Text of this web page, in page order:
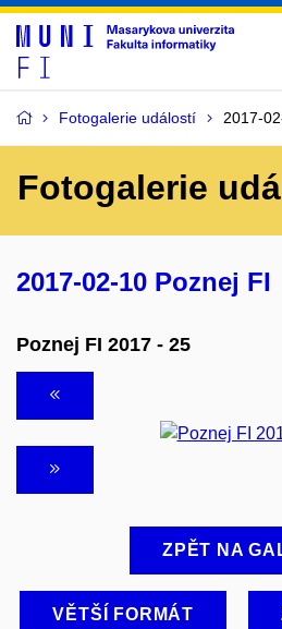
Fotogalerie událostí 2017-
Fotogalerie
2017-02-10 Poznej FI
Poznej FI 2017 - 25
ZPĚT NA
VĚTŠÍ FORMÁT